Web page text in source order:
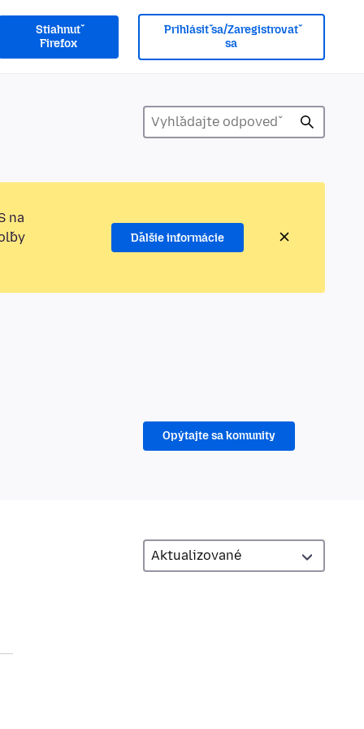
Stiahnuť
Firefox
Prihlásiť sa/Zaregistrovať
sa
na
Ďalšie informácie
Opýtajte sa komunity